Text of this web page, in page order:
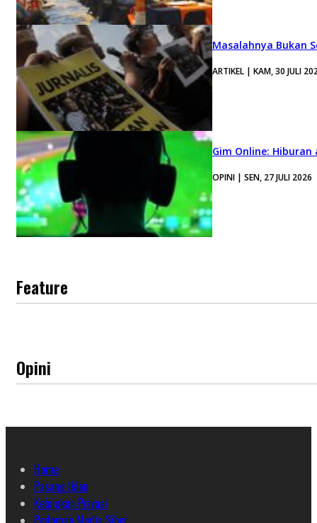
Masalahnya Bukan
ARTIKEL | KAM, 30 JULI
Gim Online:
OPINI | SEN, 27 JULI 2026
Feature
Opini
Home
Pasang Iklan
Kebijakan Privasi